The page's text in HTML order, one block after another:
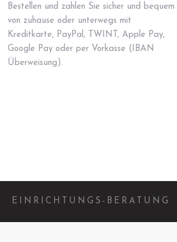
Bestellen und zahlen Sie sicher und bequem
von zuhause oder unterwegs mit
Kreditkarte, PayPal, TWINT, Apple Pay,
Google Pay oder per Vorkasse (IBAN
Überweisung).
EINRICHTUNGS-BERATUNG